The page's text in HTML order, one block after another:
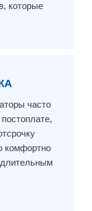
которые
часто
комфортно